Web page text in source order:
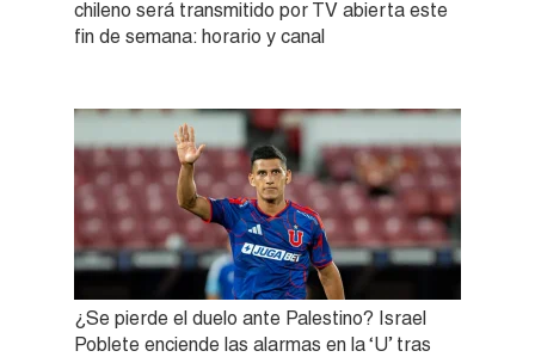
chileno será transmitido por TV abierta este
fin de semana: horario y canal
¿Se pierde el duelo ante Palestino? Israel
Poblete enciende las alarmas en la ‘U’ tras